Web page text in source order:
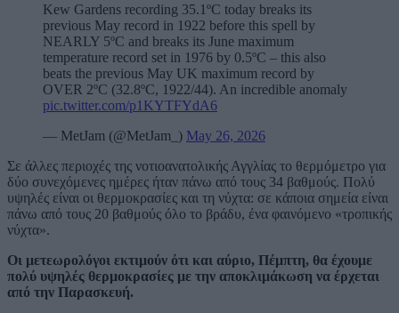
Kew Gardens recording 35.1ºC today breaks its
previous May record in 1922 before this spell by
NEARLY 5ºC and breaks its June maximum
temperature record set in 1976 by 0.5ºC – this also
beats the previous May UK maximum record by
OVER 2ºC (32.8ºC, 1922/44). An incredible anomaly
pic.twitter.com/p1KYTFYdA6
— MetJam (@MetJam_) May 26, 2026
Σε άλλες περιοχές της νοτιοανατολικής Αγγλίας το θερμόμετρο για
δύο συνεχόμενες ημέρες ήταν πάνω από τους 34 βαθμούς. Πολύ
υψηλές είναι οι θερμοκρασίες και τη νύχτα: σε κάποια σημεία είναι
πάνω από τους 20 βαθμούς όλο το βράδυ, ένα φαινόμενο «τροπικής
νύχτα».
Οι μετεωρολόγοι εκτιμούν ότι και αύριο, Πέμπτη, θα έχουμε
πολύ υψηλές θερμοκρασίες με την αποκλιμάκωση να έρχεται
από την Παρασκευή.